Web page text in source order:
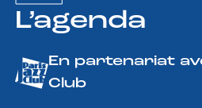
L’agenda
En partenariat
Club